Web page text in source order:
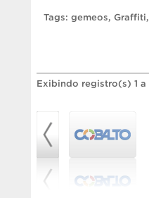
Tags: gemeos, Graffiti,
Exibindo registro(s) 1